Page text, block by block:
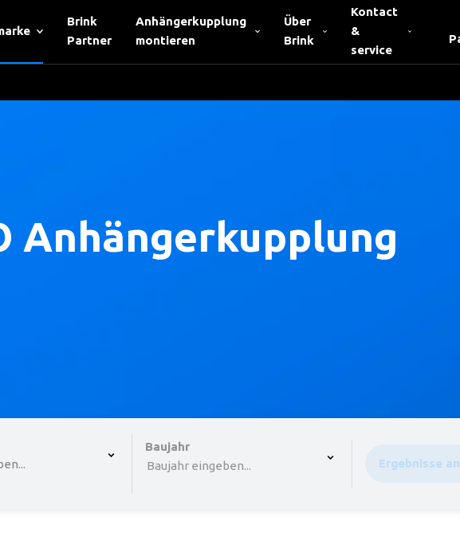
Brink
Partner
Anhängerkupplung
montieren
Über
Brink
Kontact
&
service
Anhängerkupplung
Select is focused ,type to refine list, press Down to open the menu,
Baujahr
Baujahr eingeben...
Ergebnisse